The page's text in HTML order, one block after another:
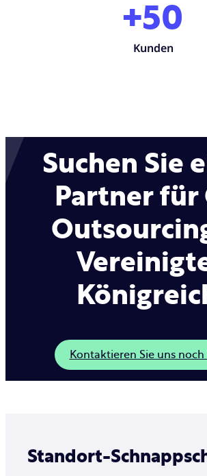
+50
Kunden
Suchen Sie
Partner für
Kontaktieren Sie uns
Standort-